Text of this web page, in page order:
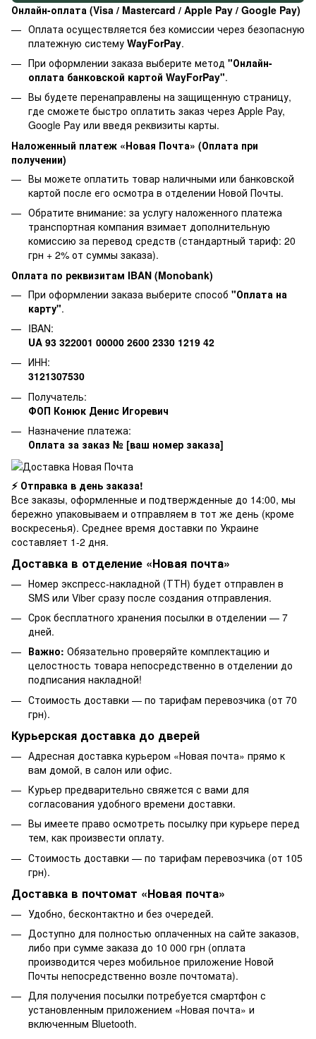
Онлайн-оплата (Visa / Mastercard / Apple Pay / Google Pay)
Оплата осуществляется без комиссии через безопасную
платежную систему WayForPay.
При оформлении заказа выберите метод "Онлайн-
оплата банковской картой WayForPay".
Вы будете перенаправлены на защищенную страницу,
где сможете быстро оплатить заказ через Apple Pay,
Google Pay или введя реквизиты карты.
Наложенный платеж «Новая Почта» (Оплата при
получении)
Вы можете оплатить товар наличными или банковской
картой после его осмотра в отделении Новой Почты.
Обратите внимание: за услугу наложенного платежа
транспортная компания взимает дополнительную
комиссию за перевод средств (стандартный тариф: 20
грн + 2% от суммы заказа).
Оплата по реквизитам IBAN (Monobank)
При оформлении заказа выберите способ "Оплата на
карту".
IBAN:
UA 93 322001 00000 2600 2330 1219 42
ИНН:
3121307530
Получатель:
ФОП Конюк Денис Игоревич
Назначение платежа:
Оплата за заказ № [ваш номер заказа]
⚡ Отправка в день заказа!
Все заказы, оформленные и подтвержденные до 14:00, мы
бережно упаковываем и отправляем в тот же день (кроме
воскресенья). Среднее время доставки по Украине
составляет 1-2 дня.
Доставка в отделение «Новая почта»
Номер экспресс-накладной (ТТН) будет отправлен в
SMS или Viber сразу после создания отправления.
Срок бесплатного хранения посылки в отделении — 7
дней.
Важно: Обязательно проверяйте комплектацию и
целостность товара непосредственно в отделении до
подписания накладной!
Стоимость доставки — по тарифам перевозчика (от 70
грн).
Курьерская доставка до дверей
Адресная доставка курьером «Новая почта» прямо к
вам домой, в салон или офис.
Курьер предварительно свяжется с вами для
согласования удобного времени доставки.
Вы имеете право осмотреть посылку при курьере перед
тем, как произвести оплату.
Стоимость доставки — по тарифам перевозчика (от 105
грн).
Доставка в почтомат «Новая почта»
Удобно, бесконтактно и без очередей.
Доступно для полностью оплаченных на сайте заказов,
либо при сумме заказа до 10 000 грн (оплата
производится через мобильное приложение Новой
Почты непосредственно возле почтомата).
Для получения посылки потребуется смартфон с
установленным приложением «Новая почта» и
включенным Bluetooth.